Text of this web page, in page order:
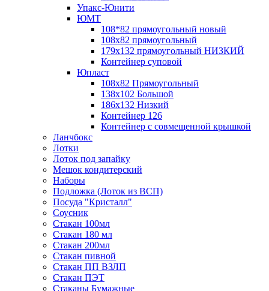
Упакс-Юнити
ЮМТ
108*82 прямоугольный новый
108х82 прямоугольный
179х132 прямоугольный НИЗКИЙ
Контейнер суповой
Юпласт
108х82 Прямоугольный
138х102 Большой
186х132 Низкий
Контейнер 126
Контейнер с совмещенной крышкой
Ланчбокс
Лотки
Лоток под запайку
Мешок кондитерский
Наборы
Подложка (Лоток из ВСП)
Посуда "Кристалл"
Соусник
Стакан 100мл
Стакан 180 мл
Стакан 200мл
Стакан пивной
Стакан ПП ВЗЛП
Стакан ПЭТ
Стаканы Бумажные